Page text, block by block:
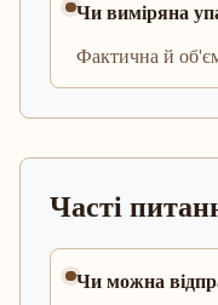
Чи виміряна
Фактична й
Часті
Чи можна